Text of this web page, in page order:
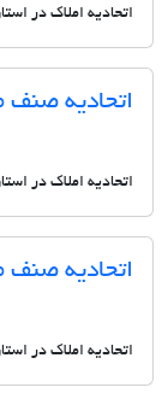
اتحادیه املاک در
اتحادیه صنف
اتحادیه املاک در
اتحادیه صنف
اتحادیه املاک در